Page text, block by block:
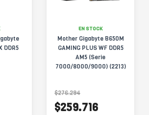
DDR5
EN STOCK
Mother Gigabyte B650M
GAMING PLUS WF DDR5
AM5 (Serie
7000/8000/9000) (2213)
$276.294
$259.716